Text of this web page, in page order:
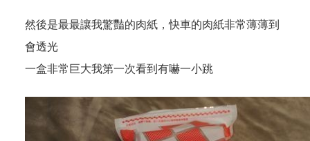
然後是最最讓我驚豔的肉紙，快車的肉紙非常薄薄到
會透光
一盒非常巨大我第一次看到有嚇一小跳